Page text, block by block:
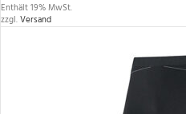
Enthält 19% MwSt.
zzgl.Versand